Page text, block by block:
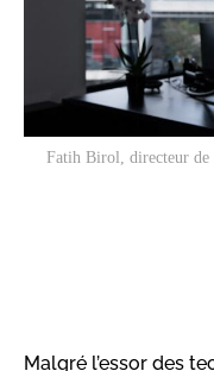
Fatih Birol, directeur
Malgré l’essor des